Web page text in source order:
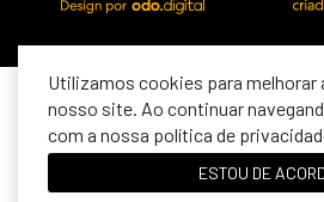
Utilizamos cookies para melhorar
nosso site. Ao continuar
com a nossa política de
ESTOU DE